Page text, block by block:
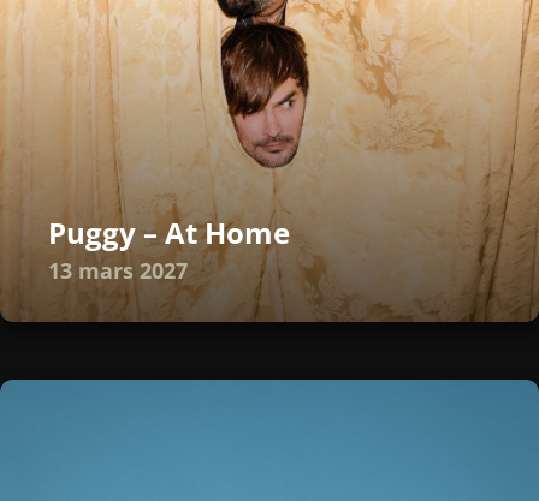
Puggy – At Home
13 mars 2027